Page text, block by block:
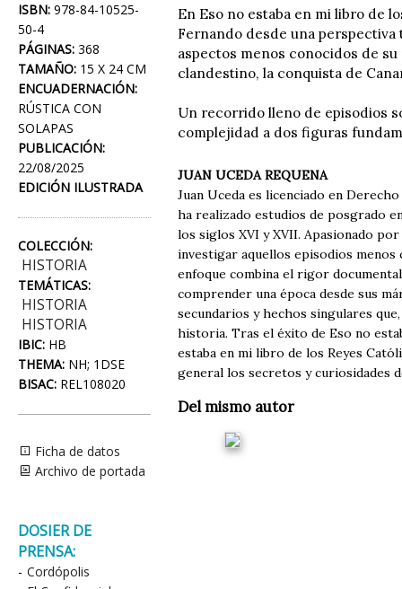
ISBN: 978-84-10525-
50-4
PÁGINAS: 368
TAMAÑO: 15 X 24 CM
ENCUADERNACIÓN:
RÚSTICA CON
SOLAPAS
PUBLICACIÓN:
22/08/2025
EDICIÓN ILUSTRADA
COLECCIÓN:
HISTORIA
TEMÁTICAS:
HISTORIA
HISTORIA
IBIC: HB
THEMA: NH; 1DSE
BISAC: REL108020
Ficha de datos
Archivo de portada
DOSIER DE
PRENSA:
- Cordópolis
En Eso no estaba en mi libro de
Fernando desde una
aspectos menos conocidos de
clandestino, la conquista de
Un recorrido lleno de episodios
complejidad a dos figuras
JUAN UCEDA REQUENA
Juan Uceda es licenciado en
ha realizado estudios de posgrado
los siglos XVI y XVII. Apasionado
investigar aquellos episodios
enfoque combina el rigor
comprender una época desde sus
secundarios y hechos singulares
historia. Tras el éxito de Eso no
estaba en mi libro de los Reyes
general los secretos y curiosidades
Del mismo autor